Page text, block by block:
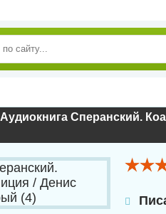
Аудиокнига Сперанский.